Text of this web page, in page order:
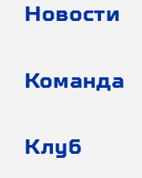
Новости
Команда
Клуб